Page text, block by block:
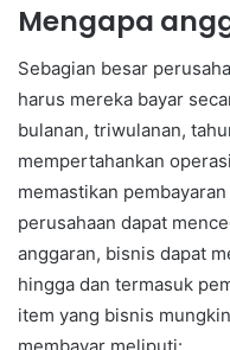
Mengapa
Sebagian besar
harus mereka bayar
bulanan, triwulanan,
mempertahankan
memastikan
perusahaan dapat
anggaran, bisnis dapat
hingga dan termasuk
item yang bisnis